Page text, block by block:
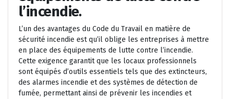
l’incendie.
L’un des avantages du Code du Travail en matière de
sécurité incendie est qu’il oblige les entreprises à mettre
en place des équipements de lutte contre l’incendie.
Cette exigence garantit que les locaux professionnels
sont équipés d’outils essentiels tels que des extincteurs,
des alarmes incendie et des systèmes de détection de
fumée, permettant ainsi de prévenir les incendies et